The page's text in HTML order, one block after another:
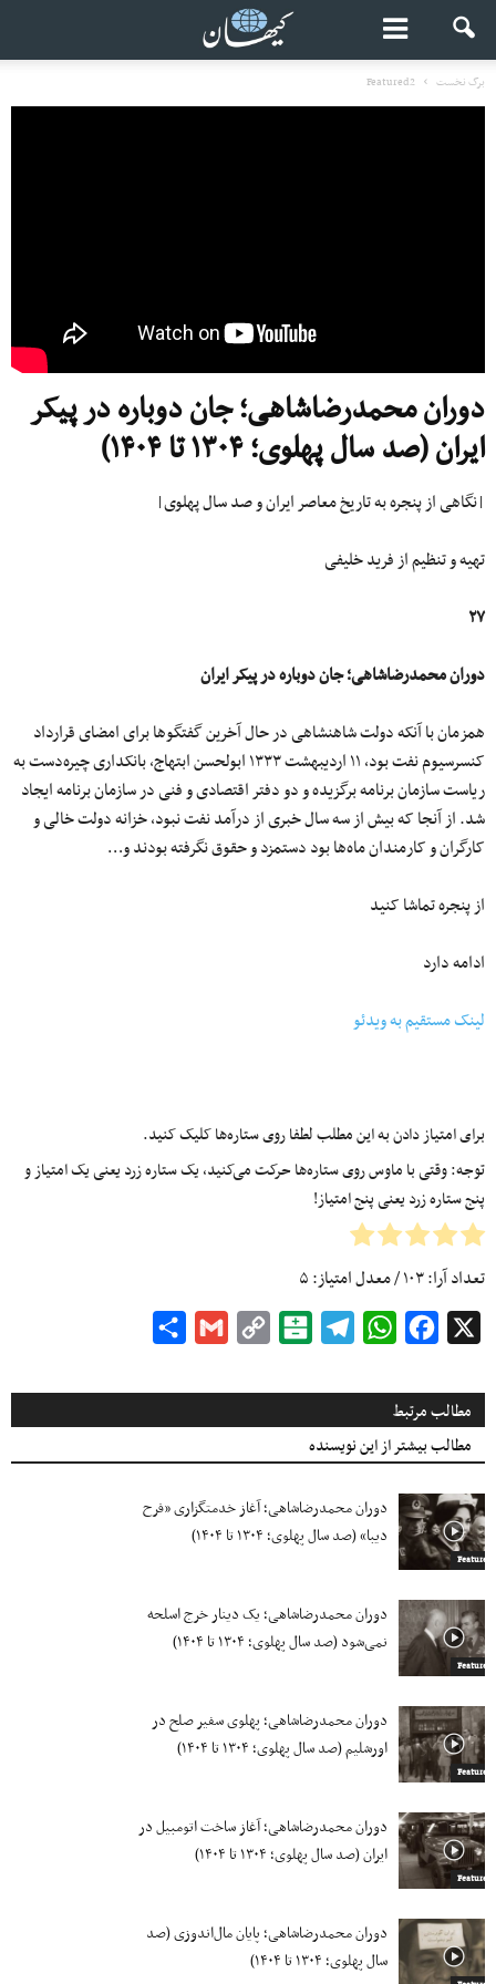
برگ نخست Featured2
دوران محمدرضاشاهی؛ جان دوباره در پیکر
ایران (صد سال پهلوی؛ ۱۳۰۴ تا ۱۴۰۴)
|نگاهی از پنجره به تاریخ معاصر ایران و صد سال پهلوی|
تهیه و تنظیم از فرید خلیفی
۲۷
دوران محمدرضاشاهی؛جان دوباره در پیکر ایران
همزمان با آنکه دولت شاهنشاهی در حال آخرین گفتگوها برای امضای قرارداد
کنسرسیوم نفت بود، ۱۱ اردیبهشت ۱۳۳۳ ابولحسن ابتهاج، بانکداری چیره‌دست به
ریاست سازمان برنامه برگزیده و دو دفتر اقتصادی و فنی در سازمان برنامه ایجاد
شد. از آنجا که بیش از سه سال خبری از درآمد نفت نبود، خزانه دولت خالی و
کارگران و کارمندان ماه‌ها بود دستمزد و حقوق نگرفته بودند و…
از پنجره تماشا کنید
ادامه دارد
لینک مستقیم به ویدئو
برای امتیاز دادن به این مطلب لطفا روی ستاره‌ها کلیک کنید.
توجه: وقتی با ماوس روی ستاره‌ها حرکت می‌کنید، یک ستاره زرد یعنی یک امتیاز و
پنج ستاره زرد یعنی پنج امتیاز!
تعداد آرا:۱۰۳/ معدل امتیاز:۵
Facebook
WhatsApp
Telegram
Balatarin
Copy
Gmail
مطالب مرتبط
مطالب بیشتر از این نویسنده
Featured2
دوران محمدرضاشاهی؛ آغاز خدمتگزاری «فرح
دیبا» (صد سال پهلوی؛ ۱۳۰۴ تا ۱۴۰۴)
Featured2
دوران محمدرضاشاهی؛ یک دینار خرج اسلحه
نمی‌شود (صد سال پهلوی؛ ۱۳۰۴ تا ۱۴۰۴)
Featured2
دوران محمدرضاشاهی؛ پهلوی سفیر صلح در
اورشلیم (صد سال پهلوی؛ ۱۳۰۴ تا ۱۴۰۴)
Featured2
دوران محمدرضاشاهی؛ آغاز ساخت اتومبیل در
ایران (صد سال پهلوی؛ ۱۳۰۴ تا ۱۴۰۴)
دوران محمدرضاشاهی؛ پایان مال‌‌اندوزی (صد
سال پهلوی؛ ۱۳۰۴ تا ۱۴۰۴)